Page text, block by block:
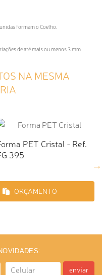
formam o Coelho.
de até mais ou menos 3 mm
NA MESMA
PET Cristal - Ref.
395
ORÇAMENTO
enviar